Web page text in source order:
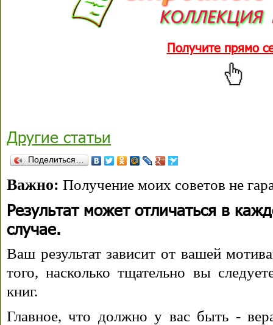
Получите прямо
Другие статьи
Поделиться…
Важно: Получение моих советов не
Результат может отличаться в
случае.
Ваш результат зависит от вашей
того, насколько тщательно вы
книг.
Главное, что должно у вас быть -